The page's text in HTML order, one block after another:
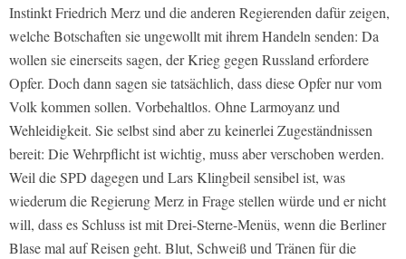
Instinkt Friedrich Merz und die anderen Regierenden dafür zeigen,
welche Botschaften sie ungewollt mit ihrem Handeln senden: Da
wollen sie einerseits sagen, der Krieg gegen Russland erfordere
Opfer. Doch dann sagen sie tatsächlich, dass diese Opfer nur vom
Volk kommen sollen. Vorbehaltlos. Ohne Larmoyanz und
Wehleidigkeit. Sie selbst sind aber zu keinerlei Zugeständnissen
bereit: Die Wehrpflicht ist wichtig, muss aber verschoben werden.
Weil die SPD dagegen und Lars Klingbeil sensibel ist, was
wiederum die Regierung Merz in Frage stellen würde und er nicht
will, dass es Schluss ist mit Drei-Sterne-Menüs, wenn die Berliner
Blase mal auf Reisen geht. Blut, Schweiß und Tränen für die